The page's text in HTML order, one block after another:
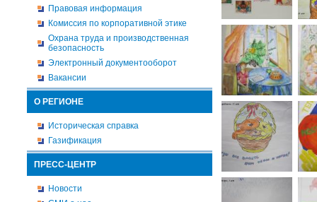
Правовая информация
Комиссия по корпоративной этике
Охрана труда и производственная
безопасность
Электронный документооборот
Вакансии
О РЕГИОНЕ
Историческая справка
Газификация
ПРЕСС-ЦЕНТР
Новости